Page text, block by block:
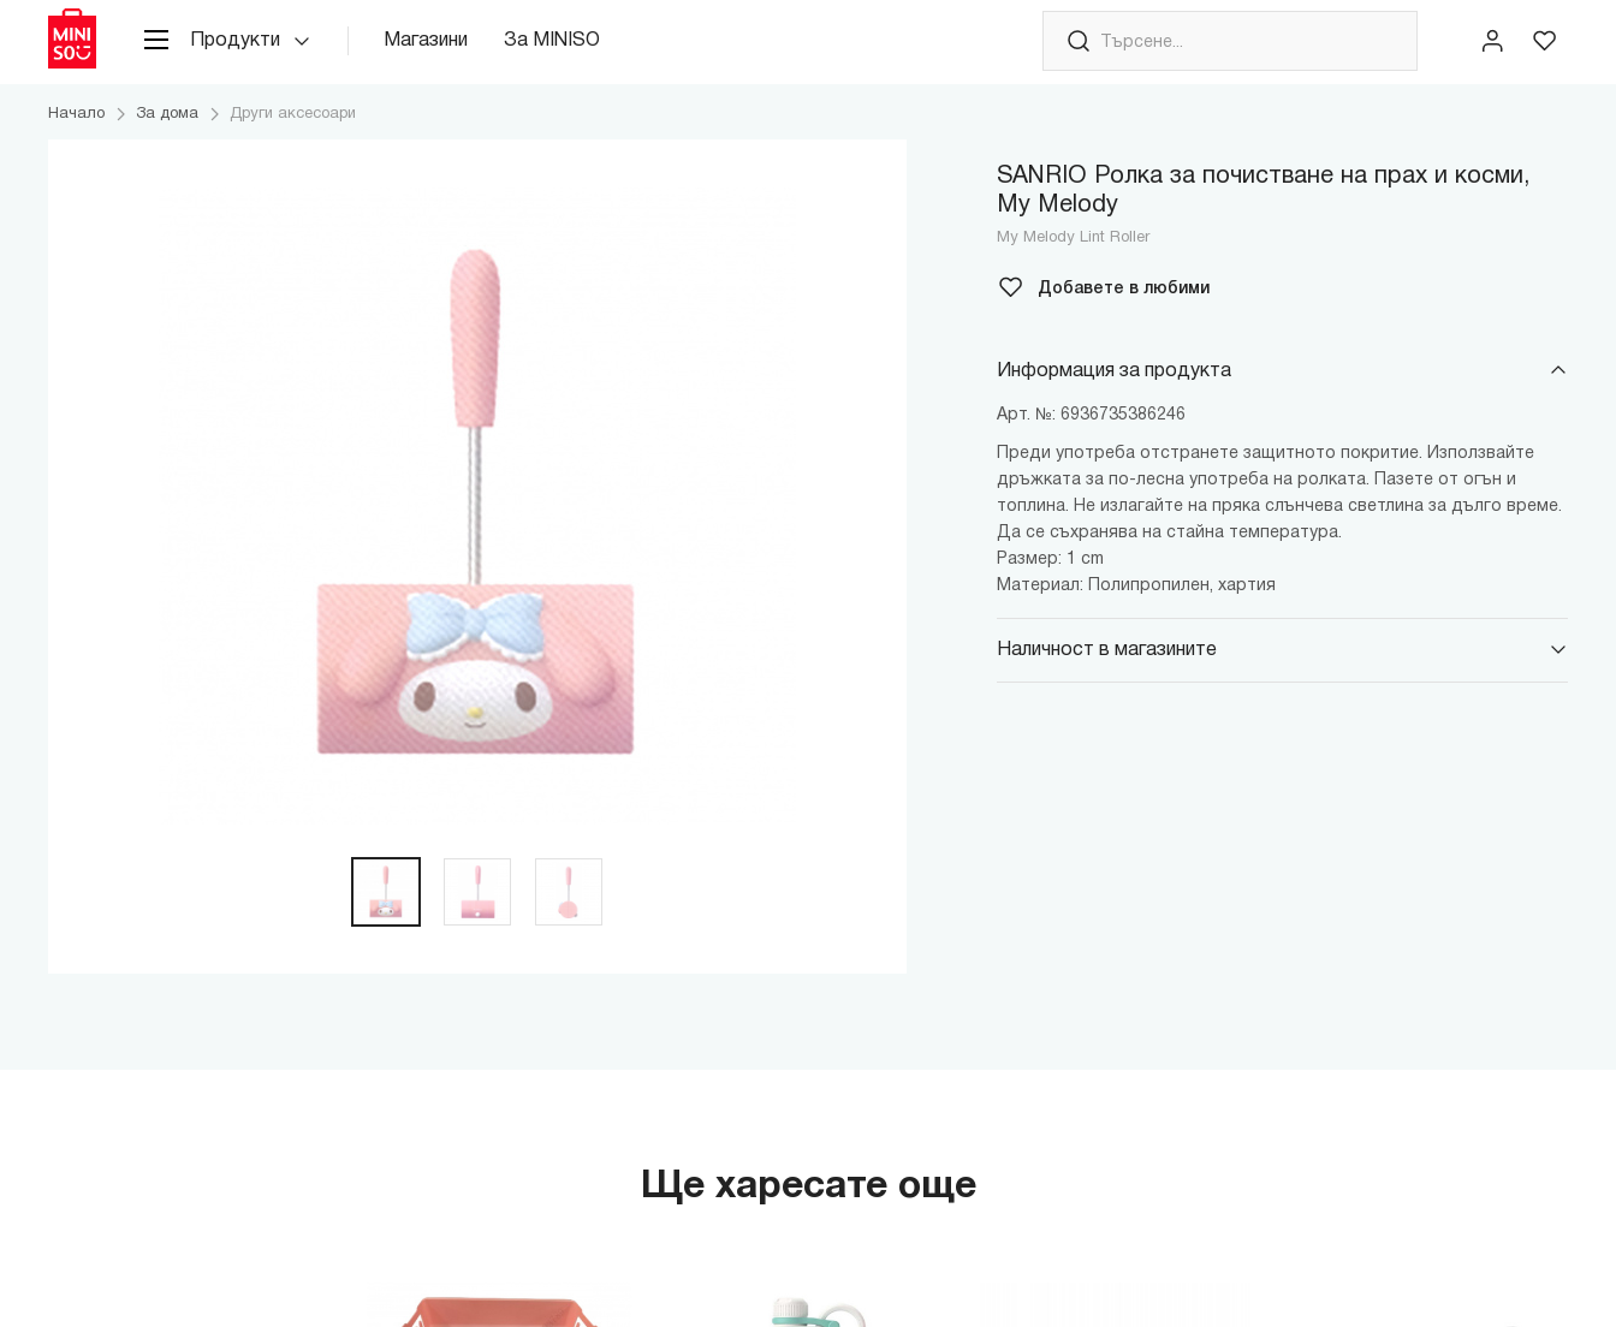
Продукти Магазини За MINISO
Начало За дома Други аксесоари
SANRIO Ролка за почистване на прах и косми,
My Melody
My Melody Lint Roller
Добавете в любими
Информация за продукта
Арт. №: 6936735386246
Преди употреба отстранете защитното покритие. Използвайте
дръжката за по-лесна употреба на ролката. Пазете от огън и
топлина. Не излагайте на пряка слънчева светлина за дълго време.
Да се съхранява на стайна температура.
Размер: 1 cm
Материал: Полипропилен, хартия
Наличност в магазините
Ще харесате още